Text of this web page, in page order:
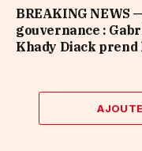
BREAKING NEWS
gouvernance :
Khady Diack prend